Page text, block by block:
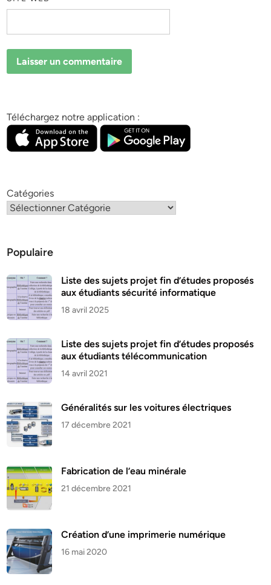
Téléchargez notre application :
Catégories
Populaire
Liste des sujets projet fin d’études proposés
aux étudiants sécurité informatique
18 avril 2025
Liste des sujets projet fin d’études proposés
aux étudiants télécommunication
14 avril 2021
Généralités sur les voitures électriques
17 décembre 2021
Fabrication de l’eau minérale
21 décembre 2021
Création d’une imprimerie numérique
16 mai 2020